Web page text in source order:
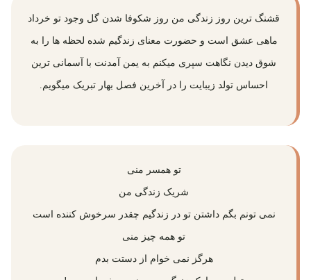
قشنگ ترین روز زندگی من روز شکوفا شدن گل وجود تو خرداد
ماهی عشق است و حضورت معنای زندگیم شده لحظه ها را به
شوق دیدن نگاهت سپری میکنم به یمن آمدنت با آسمانی ترین
احساس تولد زیبایت را در آخرین فصل بهار تبریک میگویم.
تو همسر منی
شریک زندگی من
نمی تونم بگم داشتن تو در زندگیم چقدر سرخوش کننده است
تو همه چیز منی
هرگز نمی خوام از دستت بدم